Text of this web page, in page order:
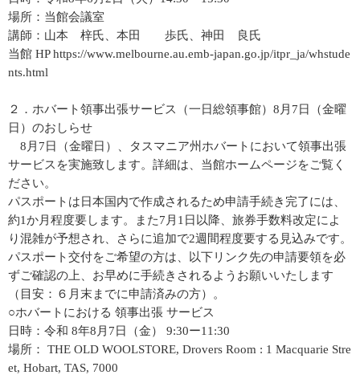
場所：当館会議室
講師：山本 梓氏、本田 歩氏、神田 良氏
当館 HP https://www.melbourne.au.emb-japan.go.jp/itpr_ja/whstude
nts.html
２．ホバート領事出張サービス（一日総領事館）8月7日（金曜
日）のおしらせ
8月7日（金曜日）、タスマニア州ホバートにおいて領事出張
サービスを実施致します。詳細は、当館ホームページをご覧く
ださい。
パスポートは日本国内で作成されるため申請手続き完了には、
約1か月程度要します。また7月1日以降、旅券手数料改定によ
り混雑が予想され、さらに追加で2週間程度要する見込みです。
パスポート交付をご希望の方は、以下リンク先の申請要領を必
ずご確認の上、お早めに手続きされるようお願いいたします
（目安：６月末までに申請済みの方）。
○ホバートにおける 領事出張 サービス
日時：令和 8年8月7日（金） 9:30ー11:30
場所： THE OLD WOOLSTORE, Drovers Room : 1 Macquarie Stre
et, Hobart, TAS, 7000